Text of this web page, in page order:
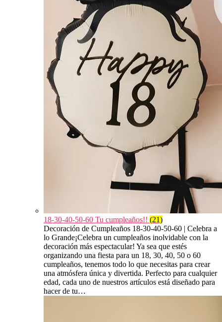
18-30-40-50-60 Tu cumpleaños!! (21)
Decoración de Cumpleaños 18-30-40-50-60 | Celebra a
lo Grande¡Celebra un cumpleaños inolvidable con la
decoración más espectacular! Ya sea que estés
organizando una fiesta para un 18, 30, 40, 50 o 60
cumpleaños, tenemos todo lo que necesitas para crear
una atmósfera única y divertida. Perfecto para cualquier
edad, cada uno de nuestros artículos está diseñado para
hacer de tu…